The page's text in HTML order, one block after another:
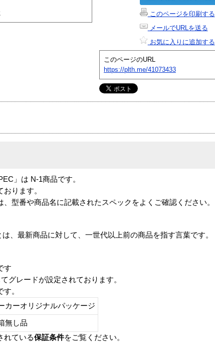
このページを印刷する
メールでURLを送る
お気に入りに追加する
このページのURL
https://plth.me/41073433
」は N-1商品です。
ります。
型番や商品名に記載されたスペックをよくご確認ください。
、最新商品に対して、一世代以上前の商品を指す言葉です。
す
グレードが設定されております。
。
カーオリジナルパッケージ
無し品
れている保証条件をご覧ください。